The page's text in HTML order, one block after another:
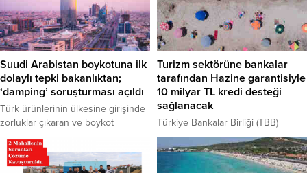
milyar metreküp daha ilave edildi.
Böylece Sakarya sahasının Tuna-1
bölgesindeki toplam doğal gaz
rezervi miktarı 405 milyar
metreküpü buldu." dedi.
Suudi Arabistan boykotuna ilk
dolaylı tepki bakanlıktan;
‘damping’ soruşturması açıldı
Türk ürünlerinin ülkesine girişinde
zorluklar çıkaran ve boykot
uygulayan Suudi Arabistan’a
Türkiye’den ilk dolaylı yanıt geldi.
Suudi Arabistan’ın Türk ürünlerinin
Turizm sektörüne bankalar
tarafından Hazine garantisiyle
10 milyar TL kredi desteği
sağlanacak
Türkiye Bankalar Birliği (TBB)
koronavirüs salgının etkilerinin
azaltılması, üretim ve istihdam
kapasitelerinin korunmasını